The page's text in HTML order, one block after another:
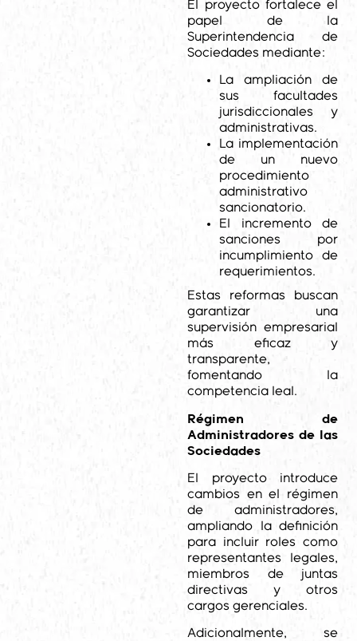
El proyecto fortalece el
papel de la
Superintendencia de
Sociedades mediante:
La ampliación de
sus facultades
jurisdiccionales y
administrativas.
La implementación
de un nuevo
procedimiento
administrativo
sancionatorio.
El incremento de
sanciones por
incumplimiento de
requerimientos.
Estas reformas buscan
garantizar una
supervisión empresarial
más eficaz y
transparente,
fomentando la
competencia leal.
Régimen de
Administradores de las
Sociedades
El proyecto introduce
cambios en el régimen
de administradores,
ampliando la definición
para incluir roles como
representantes legales,
miembros de juntas
directivas y otros
cargos gerenciales.
Adicionalmente, se